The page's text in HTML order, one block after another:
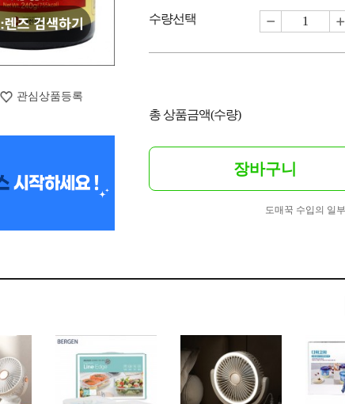
관심상품등록
수량선택
총 상품금액(수량)
장바구니
도매꾹 수입의 일